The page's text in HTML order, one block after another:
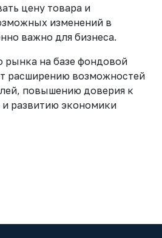
цену товара и
изменений в
важно для бизнеса.
рынка на базе фондовой
расширению возможностей
повышению доверия к
развитию экономики